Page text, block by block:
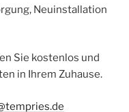
Neuinstallation
Sie kostenlos und
in Ihrem Zuhause.